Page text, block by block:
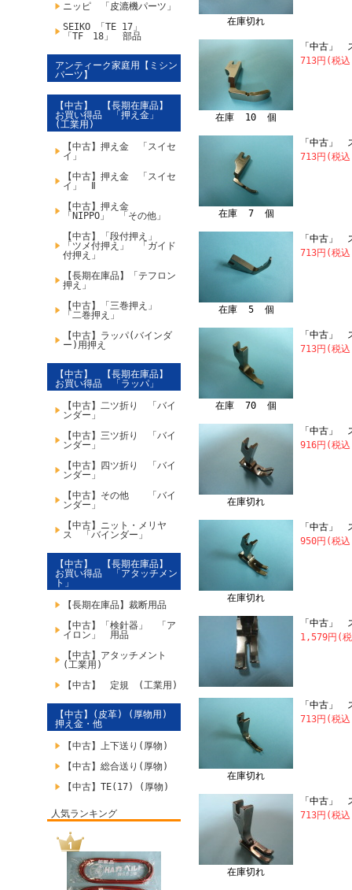
ニッピ 「皮漉機パーツ」
SEIKO 「TE 17」
「TF 18」 部品
アンティーク家庭用【ミシン
パーツ】
【中古】 【長期在庫品】
お買い得品 「押え金」
(工業用)
【中古】押え金 「スイセ
イ」
【中古】押え金 「スイセ
イ」 Ⅱ
【中古】押え金
「NIPPO」 「その他」
【中古】「段付押え」
「ツメ付押え」 「ガイド
付押え」
【長期在庫品】「テフロン
押え」
【中古】「三巻押え」
「二巻押え」
【中古】ラッパ(バインダ
ー)用押え
【中古】 【長期在庫品】
お買い得品 「ラッパ」
【中古】二ツ折り 「バイ
ンダー」
【中古】三ツ折り 「バイ
ンダー」
【中古】四ツ折り 「バイ
ンダー」
【中古】その他 「バイ
ンダー」
【中古】ニット・メリヤ
ス 「バインダー」
【中古】 【長期在庫品】
お買い得品 「アタッチメン
ト」
【長期在庫品】裁断用品
【中古】「検針器」 「ア
イロン」 用品
【中古】アタッチメント
(工業用)
【中古】 定規 (工業用)
【中古】(皮革) (厚物用)
押え金・他
【中古】上下送り(厚物)
【中古】総合送り(厚物)
【中古】TE(17) (厚物)
人気ランキング
在庫切れ
在庫 10 個
「中古」
713円(税
在庫 7 個
「中古」
713円(税
在庫 5 個
「中古」
713円(税
在庫 70 個
「中古」
713円(税
在庫切れ
「中古」
916円(税
在庫切れ
「中古」
950円(税
「中古」
1,579円(
在庫切れ
「中古」
713円(税
在庫切れ
「中古」
713円(税